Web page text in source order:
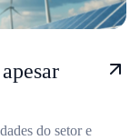
do setor e